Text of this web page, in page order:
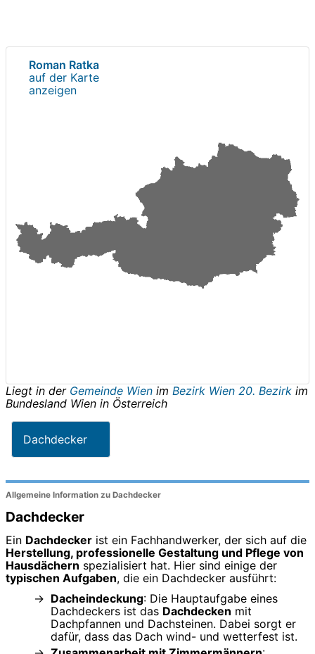
Roman Ratka
auf der Karte
anzeigen
Liegt in der Gemeinde Wien im Bezirk Wien 20. Bezirk im
Bundesland Wien in Österreich
Dachdecker
Allgemeine Information zu Dachdecker
Dachdecker
Ein Dachdecker ist ein Fachhandwerker, der sich auf die
Herstellung, professionelle Gestaltung und Pflege von
Hausdächern spezialisiert hat. Hier sind einige der
typischen Aufgaben, die ein Dachdecker ausführt:
Dacheindeckung: Die Hauptaufgabe eines
Dachdeckers ist das Dachdecken mit
Dachpfannen und Dachsteinen. Dabei sorgt er
dafür, dass das Dach wind- und wetterfest ist.